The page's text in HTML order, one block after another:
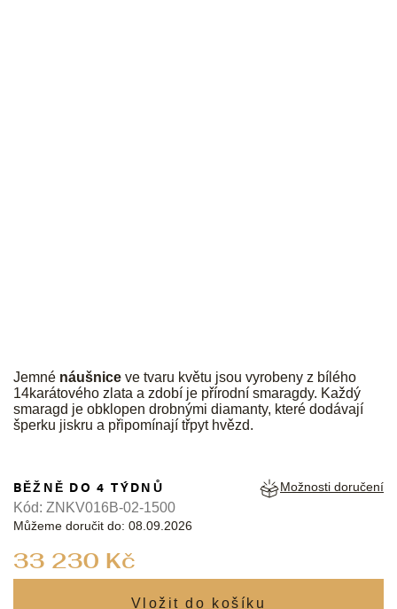
Jemné náušnice ve tvaru květu jsou vyrobeny z bílého
14karátového zlata a zdobí je přírodní smaragdy. Každý
smaragd je obklopen drobnými diamanty, které dodávají
šperku jiskru a připomínají třpyt hvězd.
33 230 Kč
BĚŽNĚ DO 4 TÝDNŮ
Můžeme doručit do: 08.09.2026
Možnosti doručení
Kód: ZNKV016B-02-1500